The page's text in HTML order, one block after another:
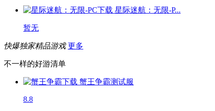
星际迷航：无限-P...
暂无
快爆独家精品游戏 更多
不一样的好游清单
蟹王争霸测试服
8.8